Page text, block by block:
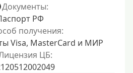
Документы:
РФ
получения:
Visa, MasterCard и МИР
ЦБ: